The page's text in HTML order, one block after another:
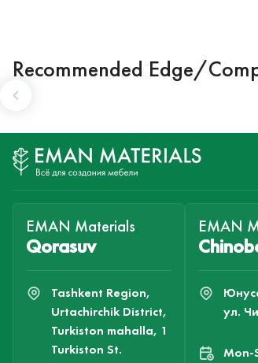
Recommended Edge/
EMAN Materials
Qorasuv
Tashkent Region,
Urtachirchik District,
Turkiston mahalla, 1
Turkiston St.
EMAN
ул.
Mon-